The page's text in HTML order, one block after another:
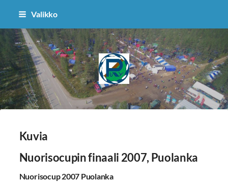
Siirry
sisältöön
Valikko
Puolangan Ryhti
Kuvia
Nuorisocupin finaali 2007, Puolanka
Nuorisocup 2007 Puolanka